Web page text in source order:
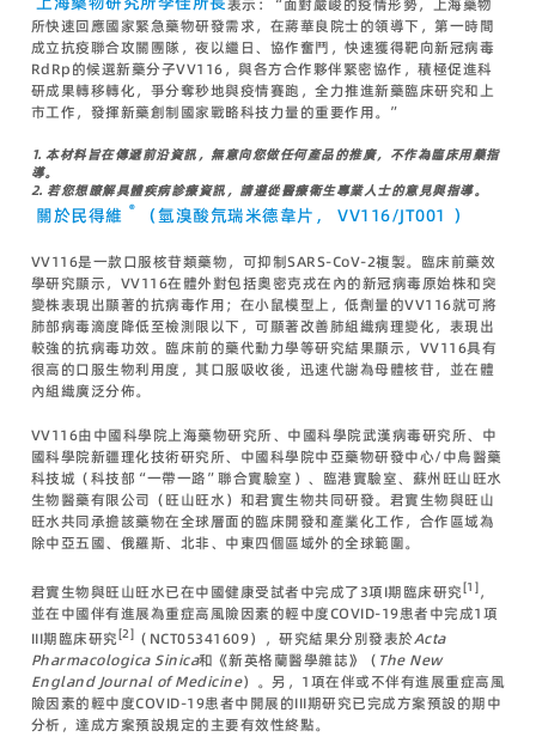
表示：“面對嚴峻的疫情形勢，上海藥物
所快速回應國家緊急藥物研發需求，在蔣華良院士的領導下，第一時間
成立抗疫聯合攻關團隊，夜以繼日、協作奮鬥，快速獲得靶向新冠病毒
RdRp的候選新藥分子VV116，與各方合作夥伴緊密協作，積極促進科
研成果轉移轉化，爭分奪秒地與疫情賽跑，全力推進新藥臨床研究和上
市工作，發揮新藥創制國家戰略科技力量的重要作用。”
1.本材料旨在傳遞前沿資訊，無意向您做任何產品的推廣，不作為臨床用藥指
導。
2. 若您想瞭解具體疾病診療資訊，請遵從醫療衛生專業人士的意見與指導。
關於民得維 ® （氫溴酸氘瑞米德韋片， VV116/JT001 ）
VV116是一款口服核苷類藥物，可抑制SARS-CoV-2複製。臨床前藥效
學研究顯示，VV116在體外對包括奧密克戎在內的新冠病毒原始株和突
變株表現出顯著的抗病毒作用；在小鼠模型上，低劑量的VV116就可將
肺部病毒滴度降低至檢測限以下，可顯著改善肺組織病理變化，表現出
較強的抗病毒功效。臨床前的藥代動力學等研究結果顯示，VV116具有
很高的口服生物利用度，其口服吸收後，迅速代謝為母體核苷，並在體
內組織廣泛分佈。
VV116由中國科學院上海藥物研究所、中國科學院武漢病毒研究所、中
國科學院新疆理化技術研究所、中國科學院中亞藥物研發中心/中烏醫藥
科技城（科技部“一帶一路”聯合實驗室）、臨港實驗室、蘇州旺山旺水
生物醫藥有限公司（旺山旺水）和君實生物共同研發。君實生物與旺山
旺水共同承擔該藥物在全球層面的臨床開發和產業化工作，合作區域為
除中亞五國、俄羅斯、北非、中東四個區域外的全球範圍。
君實生物與旺山旺水已在中國健康受試者中完成了3項I期臨床研究[1]，
並在中國伴有進展為重症高風險因素的輕中度COVID-19患者中完成1項
III期臨床研究[2] （NCT05341609），研究結果分別發表於Acta
Pharmacologica Sinica和《新英格蘭醫學雜誌》（ The New
England Journal of Medicine）。另，1項在伴或不伴有進展重症高風
險因素的輕中度COVID-19患者中開展的III期研究已完成方案預設的期中
分析，達成方案預設規定的主要有效性終點。